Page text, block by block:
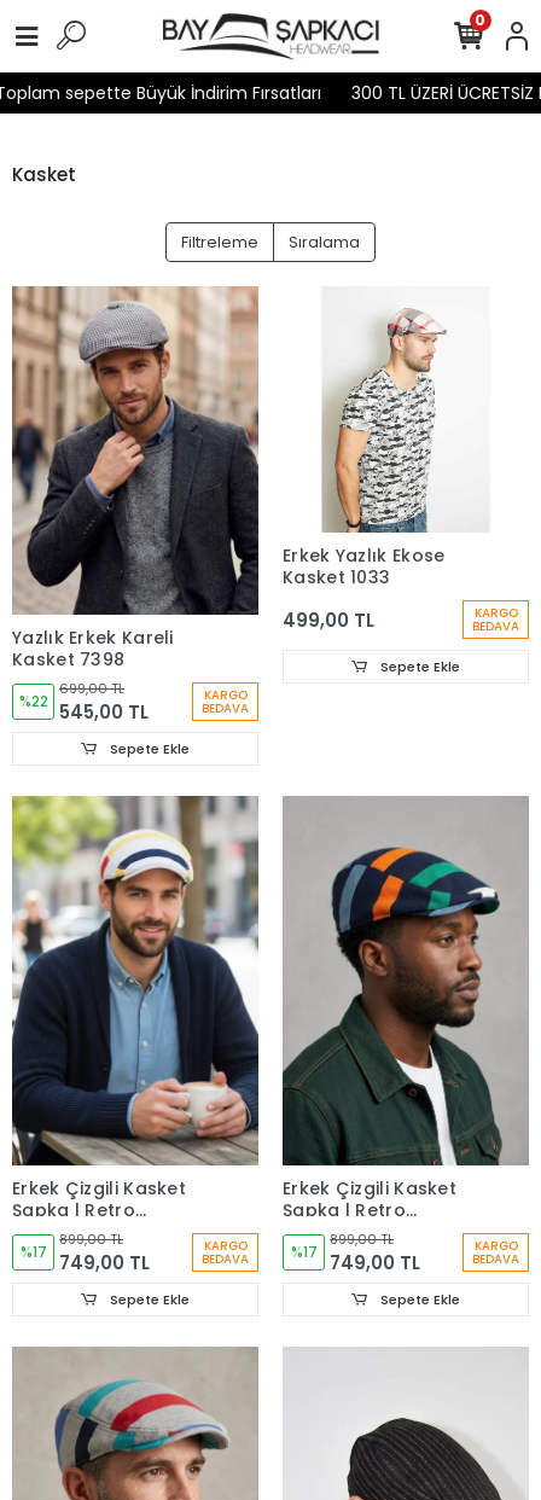
sepette Büyük İndirim Fırsatları 300 TL ÜZERİ ÜCRETSİZ
0
Kasket
Filtreleme Sıralama
Yazlık Erkek Kareli
Kasket 7398
%22
699,00 TL
545,00 TL
KARGO
BEDAVA
Sepete Ekle
Erkek Yazlık Ekose
Kasket 1033
499,00 TL KARGO
BEDAVA
Sepete Ekle
Erkek Çizgili Kasket
Şapka | Retro
Newsboy Cap -
bayşapkacı-8281
%17
899,00 TL
749,00 TL
KARGO
BEDAVA
Sepete Ekle
Erkek Çizgili Kasket
Şapka | Retro
Newsboy Cap -
bayşapkacı-8281
%17
899,00 TL
749,00 TL
KARGO
BEDAVA
Sepete Ekle